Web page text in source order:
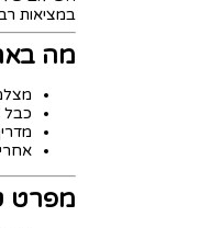
במציאות
מה
כבל
מפרט